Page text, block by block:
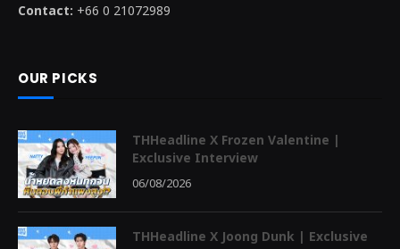
Contact: +66 0 21072989
OUR PICKS
THHeadline X Frozen Valentine |
Exclusive Interview
06/08/2026
THHeadline X Joong Dunk | Exclusive